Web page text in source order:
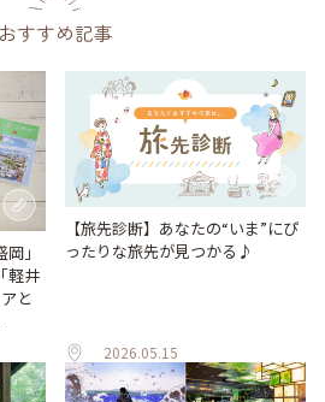
おすすめ記事
」
軽井
と
【旅先診断】あなたの“いま”にぴ
ったりな旅先が見つかる♪
2026.05.15